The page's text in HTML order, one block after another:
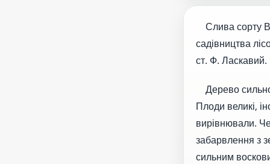
Слива сорту
садівництва
ст. Ф.
Дерево
Плоди великі,
вирівнювали.
забарвлення з
сильним